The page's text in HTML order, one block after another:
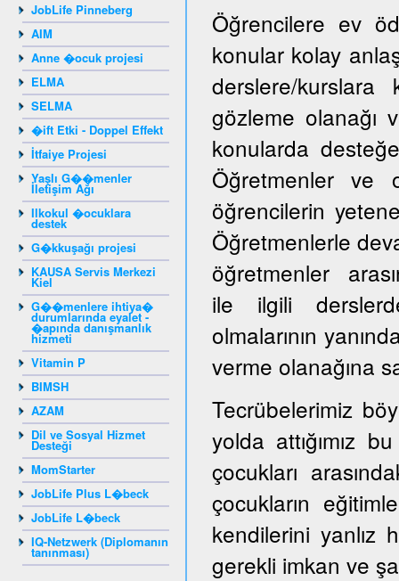
JobLife Pinneberg
AIM
Anne �ocuk projesi
ELMA
SELMA
�ift Etki - Doppel Effekt
İtfaiye Projesi
Yaşlı G��menler
İletişim Ağı
Ilkokul �ocuklara
destek
G�kkuşağı projesi
KAUSA Servis Merkezi
Kiel
G��menlere ihtiya�
durumlarında eyalet -
�apında danışmanlık
hizmeti
Vitamin P
BIMSH
AZAM
Dil ve Sosyal Hizmet
Desteği
MomStarter
JobLife Plus L�beck
JobLife L�beck
IQ-Netzwerk (Diplomanın
tanınması)
Öğrencilere ev
konular kolay
derslere/kurslara
gözleme olanağı
konularda
Öğretmenler ve
öğrencilerin
Öğretmenlerle
öğretmenler
ile ilgili
olmalarının
verme olanağına
Tecrübelerimiz
yolda attığımız
çocukları
çocukların
kendilerini yanlız
gerekli imkan ve